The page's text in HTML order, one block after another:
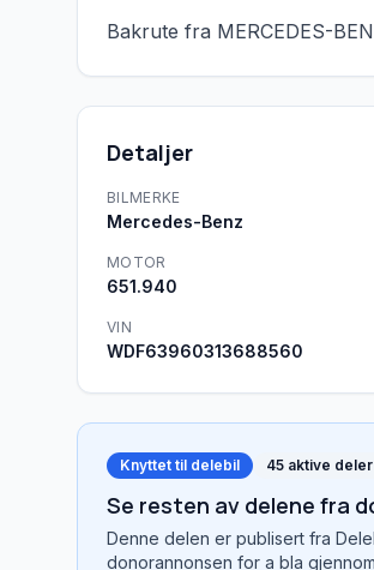
Bakrute fra MERCEDES-
Detaljer
BILMERKE
Mercedes-Benz
MOTOR
651.940
VIN
WDF63960313688560
Knyttet til delebil 45 aktive
Se resten av delene fra
Denne delen er publisert fra
donorannonsen for a bla